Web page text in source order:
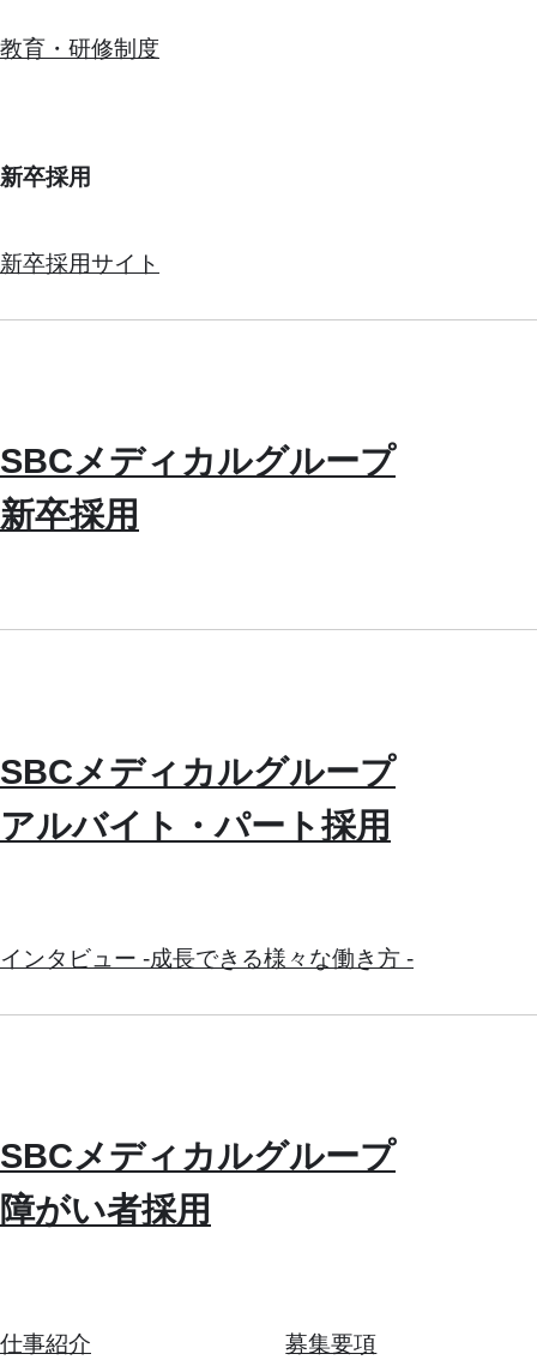
教育・研修制度
新卒採用
新卒採用サイト
SBCメディカルグループ
新卒採用
SBCメディカルグループ
アルバイト・パート採用
インタビュー -成長できる様々な働き方 -
SBCメディカルグループ
障がい者採用
仕事紹介 募集要項